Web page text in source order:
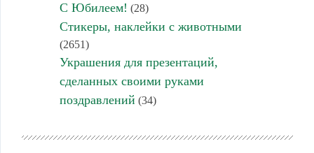
С Юбилеем! (28)
Стикеры, наклейки с животными
(2651)
Украшения для презентаций,
сделанных своими руками
поздравлений (34)